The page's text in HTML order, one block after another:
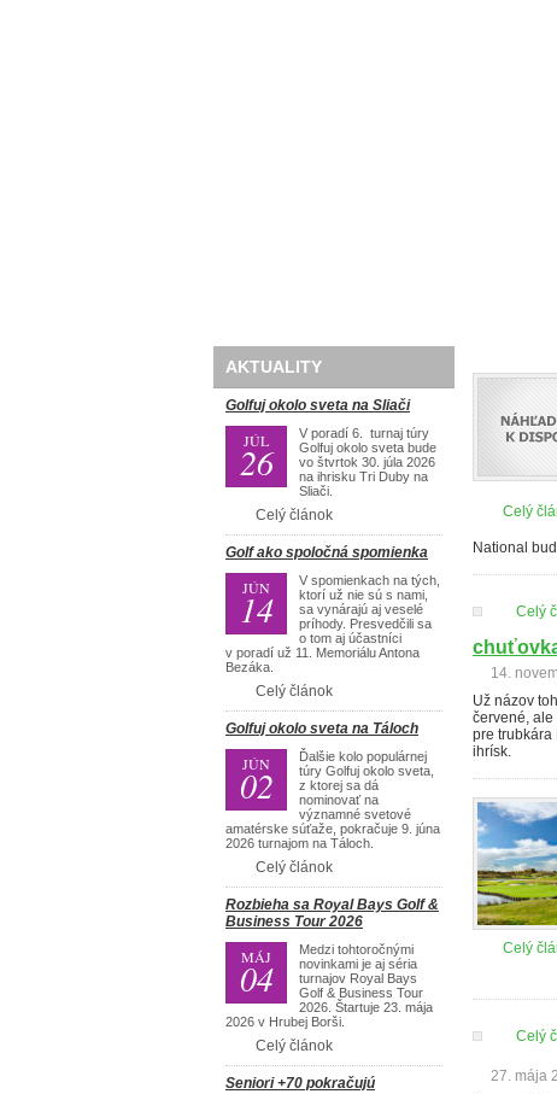
AKTUALITY
Golfuj okolo sveta na Sliači
JÚL
26
V poradí 6. turnaj túry
Golfuj okolo sveta bude
vo štvrtok 30. júla 2026
na ihrisku Tri Duby na
Sliači.
Celý článok
Golf ako spoločná spomienka
JÚN
14
V spomienkach na tých,
ktorí už nie sú s nami,
sa vynárajú aj veselé
príhody. Presvedčili sa
o tom aj účastníci
v poradí už 11. Memoriálu Antona
Bezáka.
Celý článok
Golfuj okolo sveta na Táloch
JÚN
02
Ďalšie kolo populárnej
túry Golfuj okolo sveta,
z ktorej sa dá
nominovať na
významné svetové
amatérske súťaže, pokračuje 9. júna
2026 turnajom na Táloch.
Celý článok
Rozbieha sa Royal Bays Golf &
Business Tour 2026
MÁJ
04
Medzi tohtoročnými
novinkami je aj séria
turnajov Royal Bays
Golf & Business Tour
2026. Štartuje 23. mája
2026 v Hrubej Borši.
Celý článok
Seniori +70 pokračujú
Celý
National
Celý
14.
Už názov
červené,
pre trubkára
ihrísk.
Celý
Celý
27. mája